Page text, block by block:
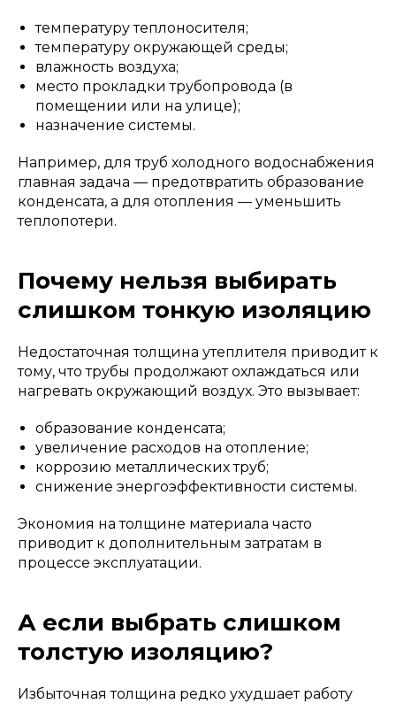
температуру теплоносителя;
температуру окружающей среды;
влажность воздуха;
место прокладки трубопровода (в
помещении или на улице);
назначение системы.
Например, для труб холодного водоснабжения
главная задача — предотвратить образование
конденсата, а для отопления — уменьшить
теплопотери.
Почему нельзя выбирать
слишком тонкую изоляцию
Недостаточная толщина утеплителя приводит к
тому, что трубы продолжают охлаждаться или
нагревать окружающий воздух. Это вызывает:
образование конденсата;
увеличение расходов на отопление;
коррозию металлических труб;
снижение энергоэффективности системы.
Экономия на толщине материала часто
приводит к дополнительным затратам в
процессе эксплуатации.
А если выбрать слишком
толстую изоляцию?
Избыточная толщина редко ухудшает работу